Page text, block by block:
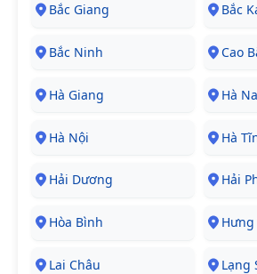
Bắc Giang Bắc
Bắc Ninh Cao
Hà Giang Hà
Hà Nội Hà
Hải Dương Hải
Hòa Bình Hưng
Lai Châu Lạng